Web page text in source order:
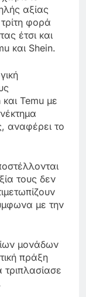
αξίας
φορά
έτσι και
και Shein.
Temu με
αναφέρει το
τους δεν
με την
μονάδων
πράξη